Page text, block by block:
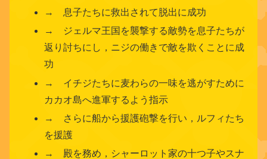
→ 息子たちに救出されて脱出に成功
→ ジェルマ王国を襲撃する敵勢を息子たちが
返り討ちにし，ニジの働きで敵を欺くことに成
功
→ イチジたちに麦わらの一味を逃がすために
カカオ島へ進軍するよう指示
→ さらに船から援護砲撃を行い，ルフィたち
を援護
→ 殿を務め，シャーロット家の十つ子やスナ